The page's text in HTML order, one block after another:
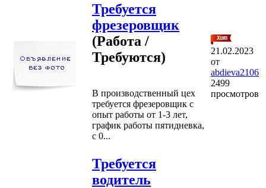
Требуется
фрезеровщик
(Работа /
Требуются)
В производственный цех
требуется фрезеровщик с
опыт работы от 1-3 лет,
график работы пятидневка,
с 0...
21.02.2023
от
abdieva2106
2499
просмотров
Требуется
водитель